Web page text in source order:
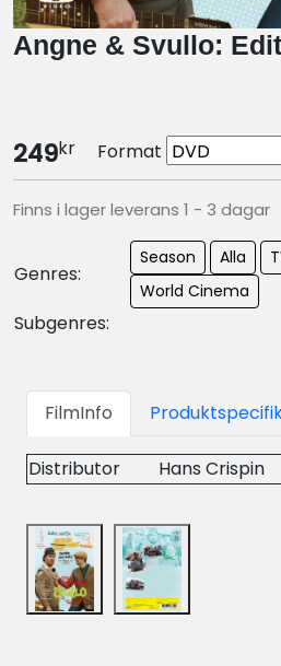
Angne & Svullo:
249kr Format
Finns i lager leverans 1 - 3 dagar
Genres:
Season Alla
World Cinema
Subgenres:
FilmInfo
Distributor Hans Crispin